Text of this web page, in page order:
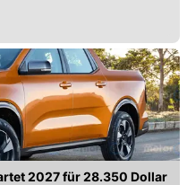
2027 für 28.350 Dollar